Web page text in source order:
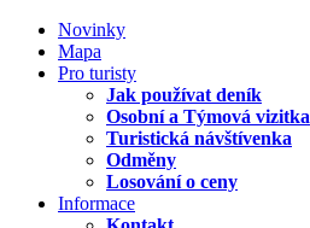
Novinky
Mapa
Pro turisty
Jak používat deník
Osobní a Týmová vizitka
Turistická návštívenka
Odměny
Losování o ceny
Informace